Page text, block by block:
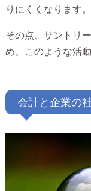
りにくくなります。
その点、サントリ
め、このような活
会計と企業の